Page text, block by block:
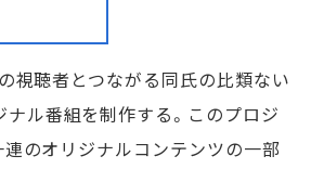
視聴者とつながる同氏の比類ない
ル番組を制作する。このプロジ
のオリジナルコンテンツの一部